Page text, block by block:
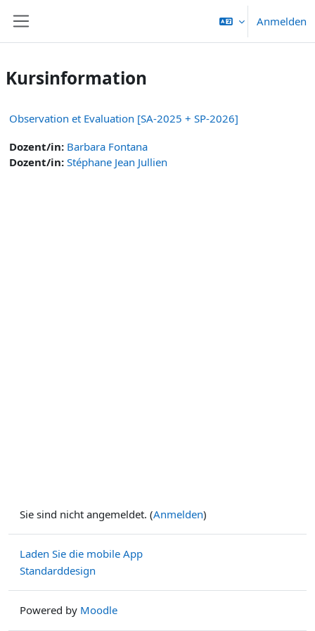
Anmelden
Kursinformation
Observation et Evaluation [SA-2025 + SP-2026]
Dozent/in: Barbara Fontana
Dozent/in: Stéphane Jean Jullien
Sie sind nicht angemeldet. (Anmelden)
Laden Sie die mobile App
Standarddesign
Powered by Moodle